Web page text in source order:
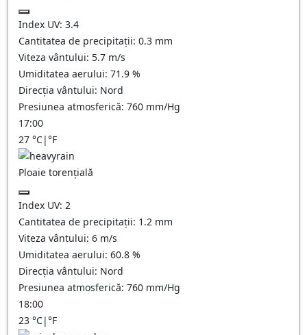
Index UV: 3.4
Cantitatea de precipitații: 0.3 mm
Viteza vântului: 5.7 m/s
Umiditatea aerului: 71.9 %
Direcția vântului: Nord
Presiunea atmosferică: 760 mm/Hg
17:00
27 °C|°F
Ploaie torențială
Index UV: 2
Cantitatea de precipitații: 1.2 mm
Viteza vântului: 6 m/s
Umiditatea aerului: 60.8 %
Direcția vântului: Nord
Presiunea atmosferică: 760 mm/Hg
18:00
23 °C|°F